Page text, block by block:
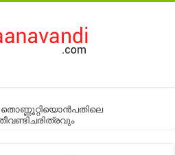
തൊണ്ണൂറ്റിയൊന്‍പതിലെ